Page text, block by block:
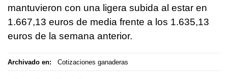
mantuvieron con una ligera subida al estar en
1.667,13 euros de media frente a los 1.635,13
euros de la semana anterior.
Archivado en: Cotizaciones ganaderas